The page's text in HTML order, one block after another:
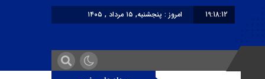
19:18:12
امروز : پنجشنبه, ۱۵ مرداد , ۱۴۰۵